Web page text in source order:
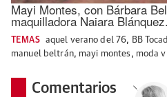
Mayi Montes, con Bárbara
maquilladora Naiara
TEMAS aquel verano del 76, BB
manuel beltrán, mayi montes, moda
Comentarios